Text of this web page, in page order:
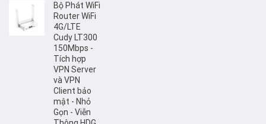
Bộ Phát WiFi
Router WiFi
4G/LTE
Cudy LT300
150Mbps -
Tích hợp
VPN Server
và VPN
Client bảo
mật - Nhỏ
Gọn - Viễn